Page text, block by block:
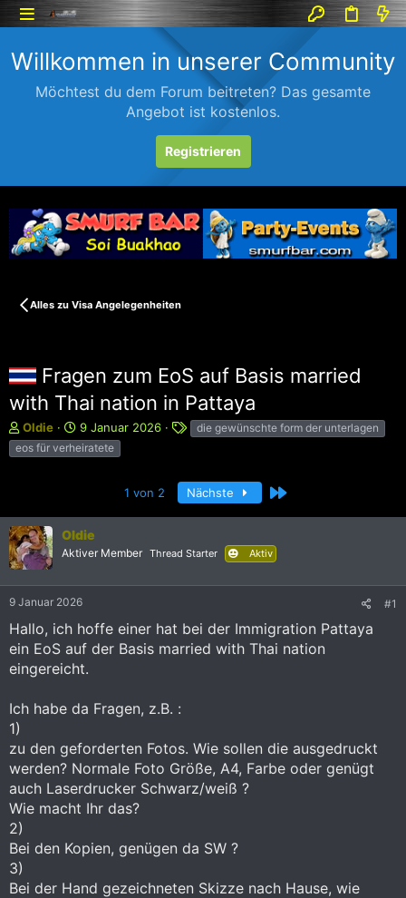
Willkommen in unserer Community
Möchtest du dem Forum beitreten? Das gesamte
Angebot ist kostenlos.
Registrieren
Alles zu Visa Angelegenheiten
Fragen zum EoS auf Basis married
with Thai nation in Pattaya
E
r
s
l
e
r
Oldie
E
r
s
t
a
9 Januar 2026
S
a
g
r
e
die gewünschte form der unterlagen
eos für verheiratete
1 von 2 Nächste Letzte
Oldie
Aktiver Member Thread Starter Aktiv
9 Januar 2026 #1
Hallo, ich hoffe einer hat bei der Immigration Pattaya
ein EoS auf der Basis married with Thai nation
eingereicht.
Ich habe da Fragen, z.B. :
1)
zu den geforderten Fotos. Wie sollen die ausgedruckt
werden? Normale Foto Größe, A4, Farbe oder genügt
auch Laserdrucker Schwarz/weiß ?
Wie macht Ihr das?
2)
Bei den Kopien, genügen da SW ?
3)
Bei der Hand gezeichneten Skizze nach Hause, wie